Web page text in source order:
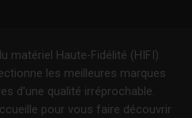
matériel Haute-Fidélité (HIFI).
les meilleures marques
d'une qualité irréprochable.
pour vous faire découvrir